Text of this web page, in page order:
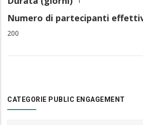
Numero di partecipanti
200
CATEGORIE PUBLIC ENGAGEMENT